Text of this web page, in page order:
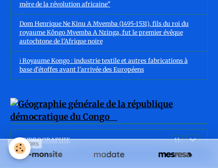
mère de la révolution africaine"
Dom Henrique Ne Kinu A Mvemba (1495-1531), fils du roi du
royaume Kôngo Mvemba A Nzinga, fut le premier évêque
autochtone de l'Afrique noire
ℹ️ Royaume Kongo : industrie textile et autres fabrications à
base d'étoffes avant l'arrivée des Européens
HYDROGRAPHIE 11
SPONSORS